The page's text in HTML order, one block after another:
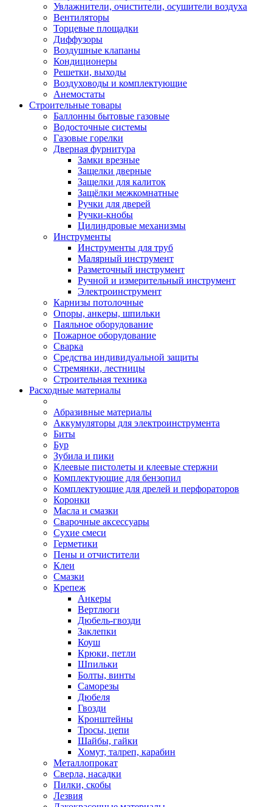
Увлажнители, очистители, осушители воздуха
Вентиляторы
Торцевые площадки
Диффузоры
Воздушные клапаны
Кондиционеры
Решетки, выходы
Воздуховоды и комплектующие
Анемостаты
Строительные товары
Баллонны бытовые газовые
Водосточные системы
Газовые горелки
Дверная фурнитура
Замки врезные
Защелки дверные
Защелки для калиток
Защёлки межкомнатные
Ручки для дверей
Ручки-кнобы
Цилиндровые механизмы
Инструменты
Инструменты для труб
Малярный инструмент
Разметочный инструмент
Ручной и измерительный инструмент
Электроинструмент
Карнизы потолочные
Опоры, анкеры, шпильки
Паяльное оборудование
Пожарное оборудование
Сварка
Средства индивидуальной защиты
Стремянки, лестницы
Строительная техника
Расходные материалы
Абразивные материалы
Аккумуляторы для электроинструмента
Биты
Бур
Зубила и пики
Клеевые пистолеты и клеевые стержни
Комплектующие для бензопил
Комплектующие для дрелей и перфораторов
Коронки
Масла и смазки
Сварочные аксессуары
Сухие смеси
Герметики
Пены и отчистители
Клеи
Смазки
Крепеж
Анкеры
Вертлюги
Дюбель-гвозди
Заклепки
Коуш
Крюки, петли
Шпильки
Болты, винты
Саморезы
Дюбеля
Гвозди
Кронштейны
Тросы, цепи
Шайбы, гайки
Хомут, талреп, карабин
Металлопрокат
Сверла, насадки
Пилки, скобы
Лезвия